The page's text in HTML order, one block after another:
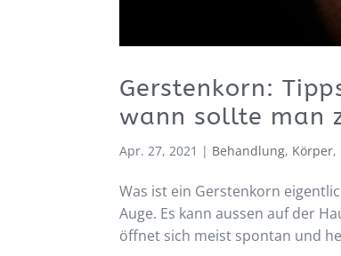
Gerstenkorn:
wann sollte man
Apr. 27, 2021 | Behandlung, Körper,
Was ist ein Gerstenkorn
Auge. Es kann aussen auf der
öffnet sich meist spontan und